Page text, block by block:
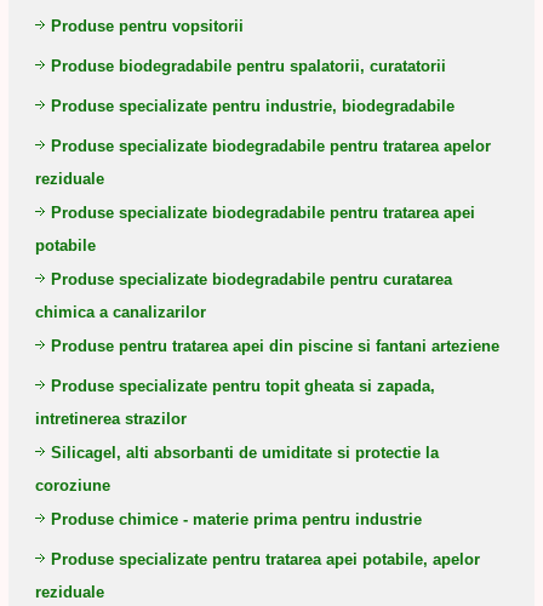
Produse pentru vopsitorii
Produse biodegradabile pentru spalatorii, curatatorii
Produse specializate pentru industrie, biodegradabile
Produse specializate biodegradabile pentru tratarea apelor
reziduale
Produse specializate biodegradabile pentru tratarea apei
potabile
Produse specializate biodegradabile pentru curatarea
chimica a canalizarilor
Produse pentru tratarea apei din piscine si fantani arteziene
Produse specializate pentru topit gheata si zapada,
intretinerea strazilor
Silicagel, alti absorbanti de umiditate si protectie la
coroziune
Produse chimice - materie prima pentru industrie
Produse specializate pentru tratarea apei potabile, apelor
reziduale